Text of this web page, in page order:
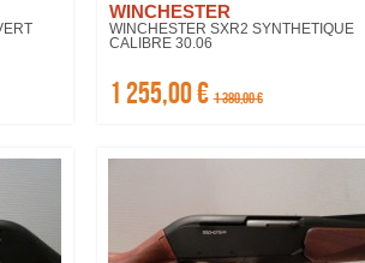
WINCHESTER
WINCHESTER SXR2 SYNTHETIQUE
CALIBRE 30.06
1 255,00 €1 380,00 €